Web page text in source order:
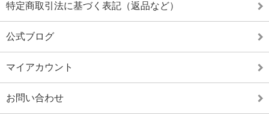
特定商取引法に基づく表記（返品など）
公式ブログ
マイアカウント
お問い合わせ